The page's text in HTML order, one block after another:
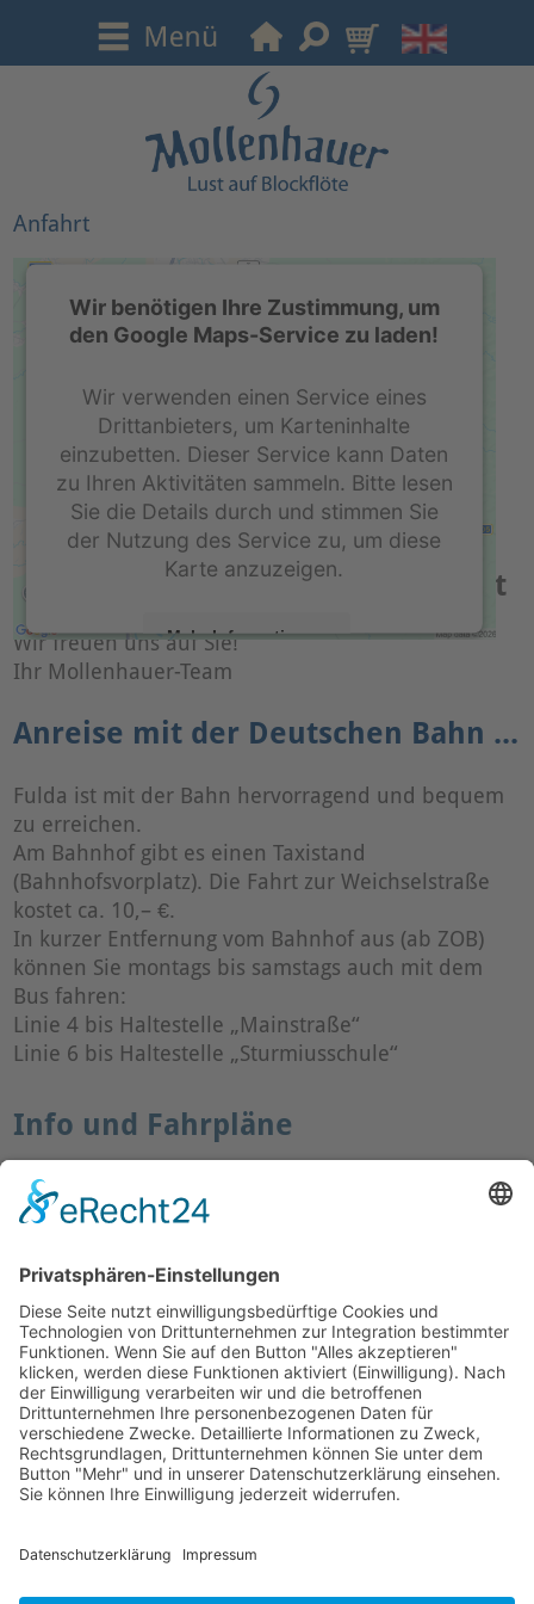
Anfahrt
Wir benötigen Ihre Zustimmung, um
den Google Maps-Service zu laden!
Wir verwenden einen Service eines
Drittanbieters, um Karteninhalte
einzubetten. Dieser Service kann Daten
zu Ihren Aktivitäten sammeln. Bitte lesen
Sie die Details durch und stimmen Sie
der Nutzung des Service zu, um diese
Karte anzuzeigen.
Mehr Informationen
powered byUsercentrics Consent Management
Mollenhauer Adresse und Anfahrt
Wir freuen uns auf Sie!
Ihr Mollenhauer-Team
Anreise mit der Deutschen Bahn ...
Fulda ist mit der Bahn hervorragend und bequem
zu erreichen.
Am Bahnhof gibt es einen Taxistand
(Bahnhofsvorplatz). Die Fahrt zur Weichselstraße
kostet ca. 10,– €.
In kurzer Entfernung vom Bahnhof aus (ab ZOB)
können Sie montags bis samstags auch mit dem
Bus fahren:
Linie 4 bis Haltestelle „Mainstraße“
Linie 6 bis Haltestelle „Sturmiusschule“
Info und Fahrpläne
www.rmv.de
Mollenhauer Adresse
Downloads
Weitere Seiten
Händlerbereich